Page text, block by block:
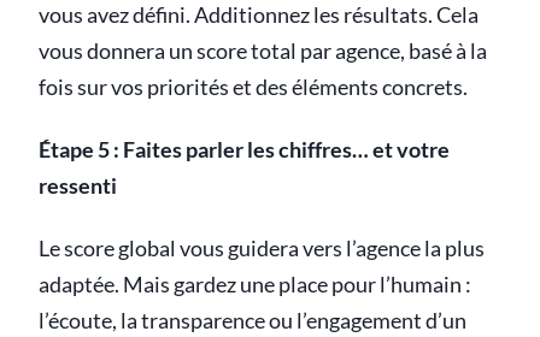
vous avez défini. Additionnez les résultats. Cela
vous donnera un score total par agence, basé à la
fois sur vos priorités et des éléments concrets.
Étape 5 : Faites parler les chiffres… et votre
ressenti
Le score global vous guidera vers l’agence la plus
adaptée. Mais gardez une place pour l’humain :
l’écoute, la transparence ou l’engagement d’un